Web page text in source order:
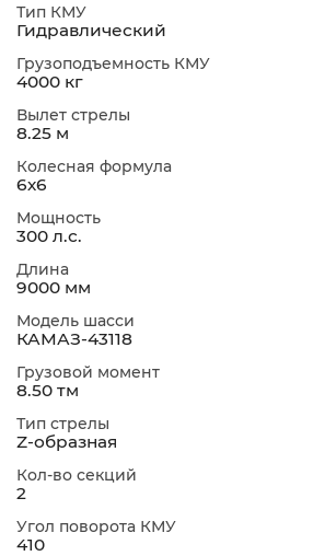
Тип КМУ
Гидравлический
Грузоподъемность КМУ
4000 кг
Вылет стрелы
8.25 м
Колесная формула
6х6
Мощность
300 л.с.
Длина
9000 мм
Модель шасси
КАМАЗ-43118
Грузовой момент
8.50 тм
Тип стрелы
Z-образная
Кол-во секций
2
Угол поворота КМУ
410